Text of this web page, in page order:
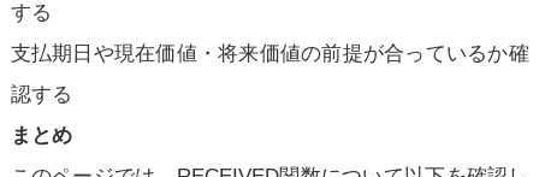
する
支払期日や現在価値・将来価値の前提が合っているか確
認する
まとめ